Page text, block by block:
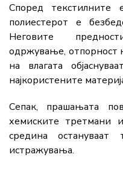
Според текстилните
полиестерот е
Неговите
одржување, отпорност
на влагата
најкористените
Сепак, прашањата
хемиските третмани
средина
истражувања.